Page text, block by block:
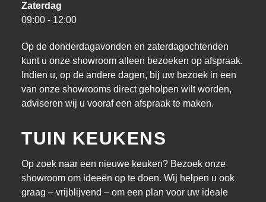
Zaterdag
09:00 - 12:00
Op de donderdagavonden en zaterdagochtenden
kunt u onze showroom alleen bezoeken op afspraak.
Indien u, op de andere dagen, bij uw bezoek in een
van onze showrooms direct geholpen wilt worden,
adviseren wij u vooraf een afspraak te maken.
TUIN KEUKENS
Op zoek naar een nieuwe keuken? Bezoek onze
showroom om ideeën op te doen. Wij helpen u ook
graag – vrijblijvend – om een plan voor uw ideale